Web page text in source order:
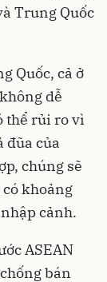
Trung Quốc
Quốc, cả ở
dễ
thể rủi ro vì
đũa của
chúng sẽ
khoảng
cảnh.
ASEAN
bán